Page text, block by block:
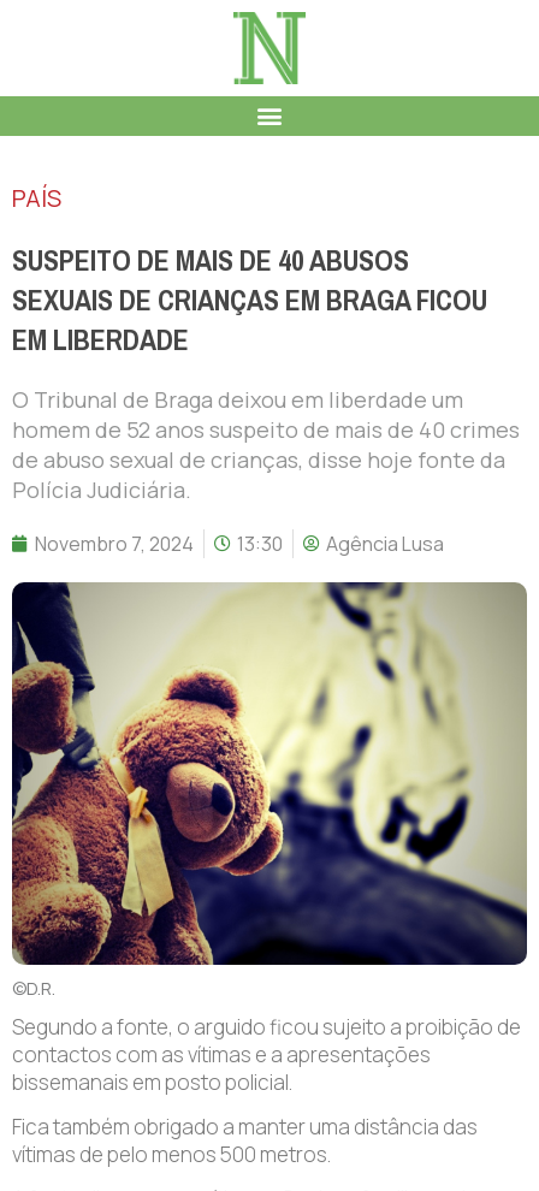
PAÍS
SUSPEITO DE MAIS DE 40 ABUSOS
SEXUAIS DE CRIANÇAS EM BRAGA FICOU
EM LIBERDADE
O Tribunal de Braga deixou em liberdade um
homem de 52 anos suspeito de mais de 40 crimes
de abuso sexual de crianças, disse hoje fonte da
Polícia Judiciária.
Novembro 7, 2024 13:30 Agência Lusa
©D.R.
Segundo a fonte, o arguido ficou sujeito a proibição de
contactos com as vítimas e a apresentações
bissemanais em posto policial.
Fica também obrigado a manter uma distância das
vítimas de pelo menos 500 metros.